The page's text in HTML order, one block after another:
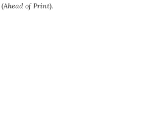
(Ahead of Print).